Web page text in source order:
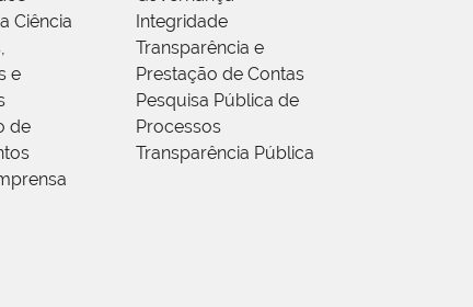
Ciência
e
de
Integridade
Transparência e
Prestação de Contas
Pesquisa Pública de
Processos
Transparência Pública